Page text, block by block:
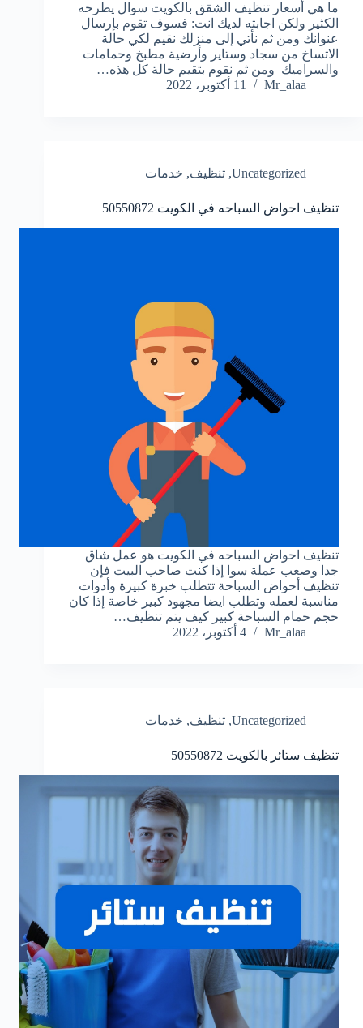
ما هي أسعار تنظيف الشقق بالكويت سوال يطرحه
الكثير ولكن اجابته لديك انت: ‏فسوف تقوم بإرسال
عنوانك ومن ثم نأتي إلى منزلك نقيم لكي حالة
الاتساخ من سجاد وستاير وأرضية مطبخ وحمامات
والسراميك ومن ثم نقوم بتقيم حالة كل هذه…
Mr_alaa
11 أكتوبر، 2022
Uncategorized
, تنظيف, خدمات
تنظيف احواض السباحه في الكويت 50550872
تنظيف احواض السباحه في الكويت ‏هو عمل شاق
جدا وصعب عملة سوا إذا كنت صاحب البيت فإن
تنظيف أحواض السباحة تتطلب خبرة كبيرة وأدوات
مناسبة لعمله وتطلب ايضا مجهود كبير خاصة إذا كان
حجم حمام السباحة كبير كيف يتم تنظيف…
Mr_alaa
4 أكتوبر، 2022
Uncategorized
, تنظيف, خدمات
تنظيف ستائر بالكويت 50550872